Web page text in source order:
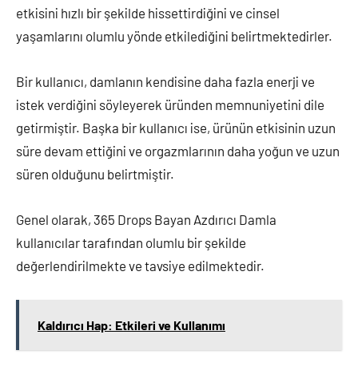
etkisini hızlı bir şekilde hissettirdiğini ve cinsel
yaşamlarını olumlu yönde etkilediğini belirtmektedirler.
Bir kullanıcı, damlanın kendisine daha fazla enerji ve
istek verdiğini söyleyerek üründen memnuniyetini dile
getirmiştir. Başka bir kullanıcı ise, ürünün etkisinin uzun
süre devam ettiğini ve orgazmlarının daha yoğun ve uzun
süren olduğunu belirtmiştir.
Genel olarak, 365 Drops Bayan Azdırıcı Damla
kullanıcılar tarafından olumlu bir şekilde
değerlendirilmekte ve tavsiye edilmektedir.
Kaldırıcı Hap: Etkileri ve Kullanımı